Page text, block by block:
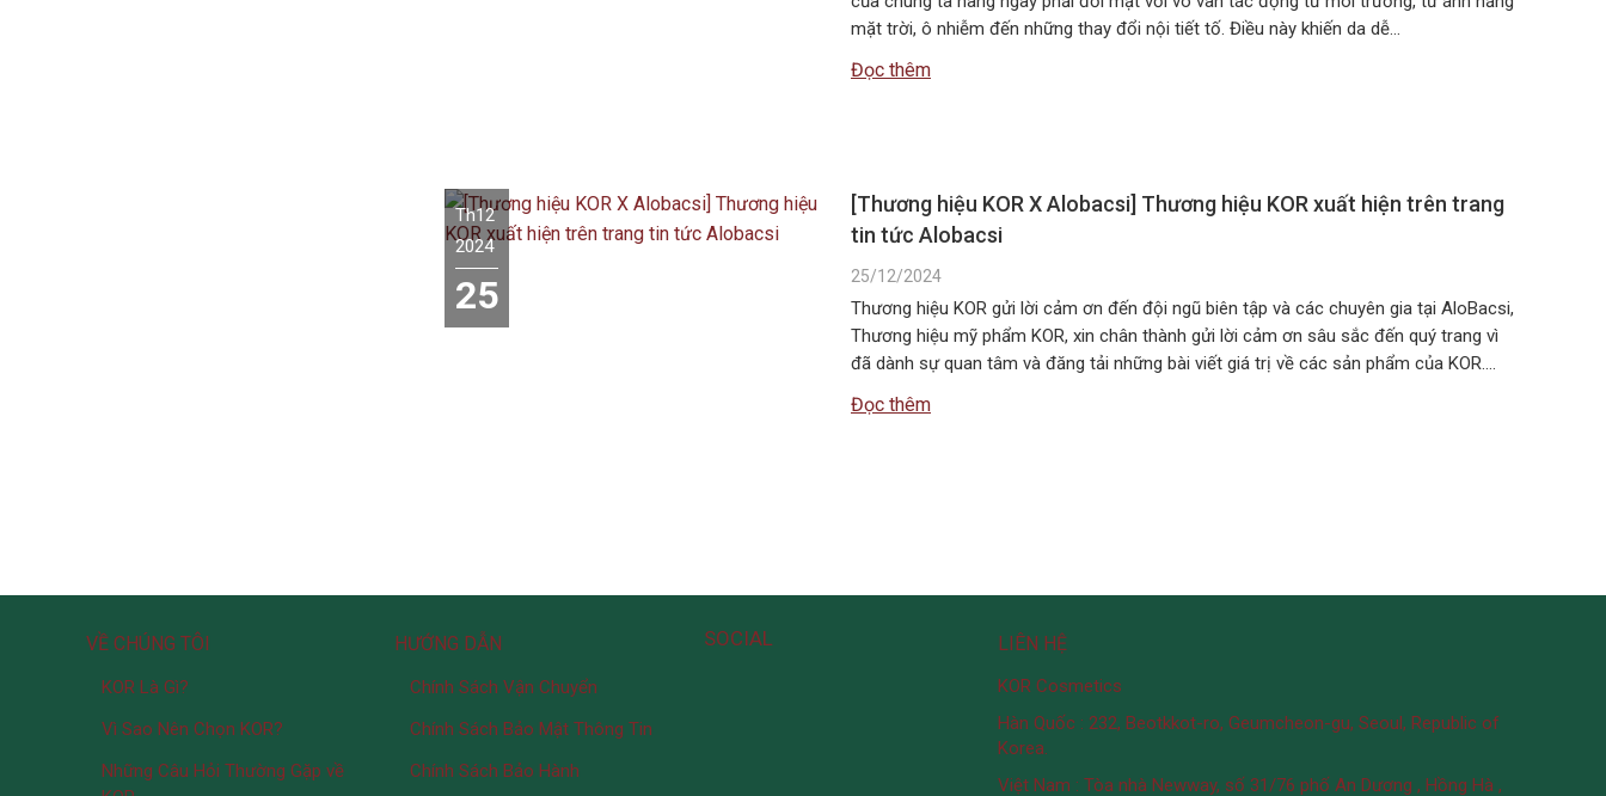
mặt trời, ô nhiễm đến những thay đổi nội tiết tố. Điều này khiến da dễ…
Đọc thêm
Th12
2024
25
[Thương hiệu KOR X Alobacsi] Thương hiệu KOR xuất hiện trên trang
tin tức Alobacsi
25/12/2024
Thương hiệu KOR gửi lời cảm ơn đến đội ngũ biên tập và các chuyên gia tại AloBacsi,
Thương hiệu mỹ phẩm KOR, xin chân thành gửi lời cảm ơn sâu sắc đến quý trang vì
đã dành sự quan tâm và đăng tải những bài viết giá trị về các sản phẩm của KOR….
Đọc thêm
VỀ CHÚNG TÔI
KOR Là Gì?
Vì Sao Nên Chọn KOR?
Những Câu Hỏi Thường Gặp về
HƯỚNG DẪN
Chính Sách Vận Chuyển
Chính Sách Bảo Mật Thông Tin
Chính Sách Bảo Hành
SOCIAL LIÊN HỆ
KOR Cosmetics
Hàn Quốc : 232, Beotkkot-ro, Geumcheon-gu, Seoul, Republic of
Korea.
Việt Nam : Tòa nhà Newway, số 31/76 phố An Dương , Hồng Hà ,